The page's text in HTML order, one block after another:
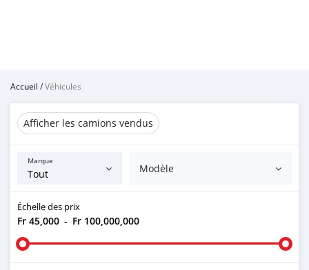
Accueil /Véhicules
Afficher les camions vendus
Marque
Modèle
Échelle des prix
Fr 45,000 - Fr 100,000,000